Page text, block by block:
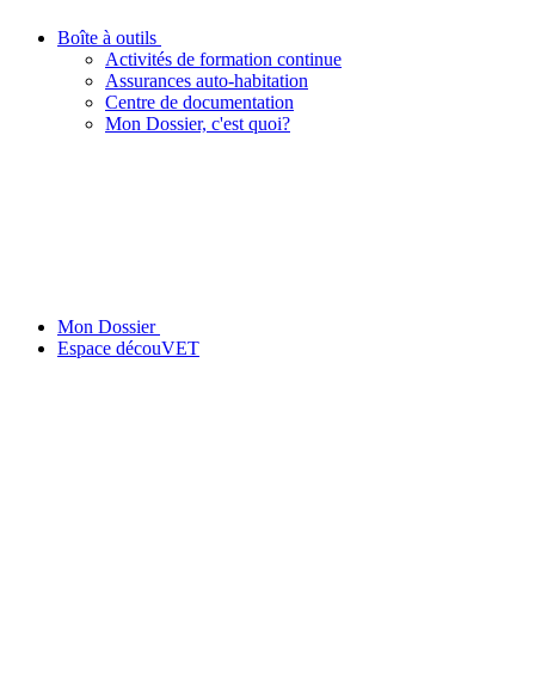
Boîte à outils
Activités de formation continue
Assurances auto-habitation
Centre de documentation
Mon Dossier, c'est quoi?
Mon Dossier
Espace découVET